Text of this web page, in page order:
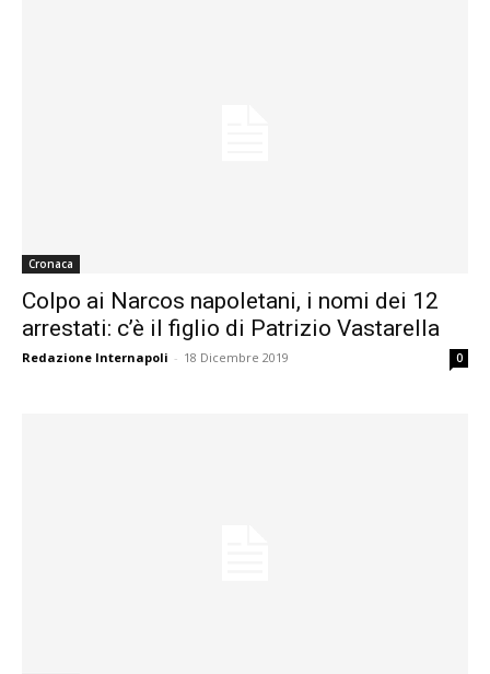
Cronaca
Colpo ai Narcos napoletani, i nomi dei 12
arrestati: c’è il figlio di Patrizio Vastarella
Redazione Internapoli - 18 Dicembre 2019 0